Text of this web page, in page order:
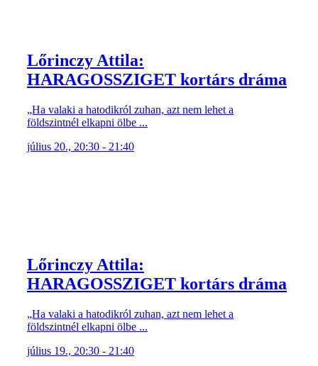
Lőrinczy Attila:
HARAGOSSZIGET kortárs dráma
„Ha valaki a hatodikról zuhan, azt nem lehet a
földszintnél elkapni ölbe ...
július 20., 20:30 - 21:40
Lőrinczy Attila:
HARAGOSSZIGET kortárs dráma
„Ha valaki a hatodikról zuhan, azt nem lehet a
földszintnél elkapni ölbe ...
július 19., 20:30 - 21:40